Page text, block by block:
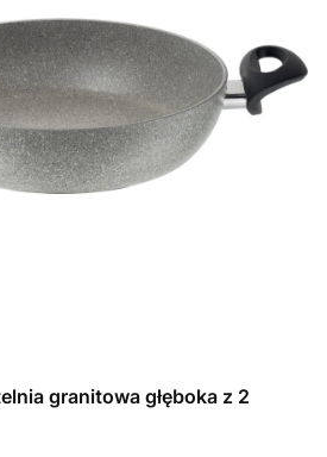
granitowa głęboka z 2